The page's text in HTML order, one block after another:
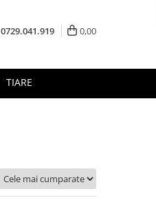
0729.041.919 0,00
TIARE